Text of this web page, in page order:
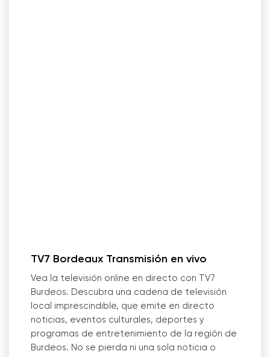
TV7 Bordeaux Transmisión en vivo
Vea la televisión online en directo con TV7
Burdeos. Descubra una cadena de televisión
local imprescindible, que emite en directo
noticias, eventos culturales, deportes y
programas de entretenimiento de la región de
Burdeos. No se pierda ni una sola noticia o